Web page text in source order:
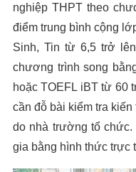
nghiệp THPT theo
điểm trung bình cộng
Sinh, Tin từ 6,5 trở
chương trình song
hoặc TOEFL iBT từ 60
cần đỗ bài kiểm tra
do nhà trường tổ
gia bằng hình thức trực